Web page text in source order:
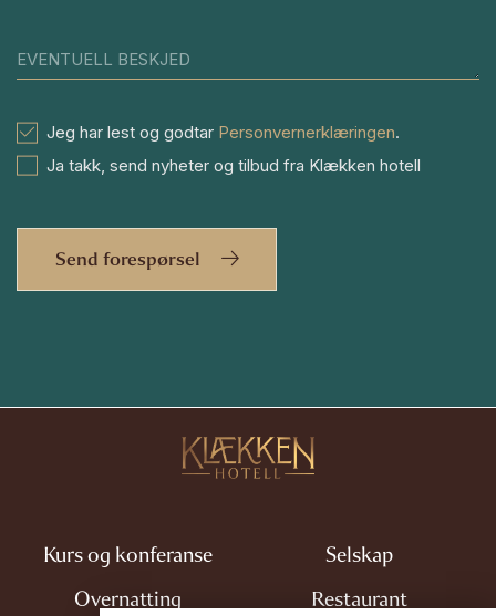
EVENTUELL BESKJED
Jeg har lest og godtar Personvernerklæringen.
Ja takk, send nyheter og tilbud fra Klækken hotell
Send forespørsel
Kurs og konferanse
Selskap
Overnatting
Restaurant